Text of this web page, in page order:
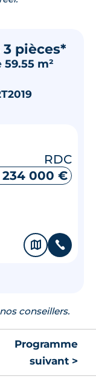
pièces*
59.55 m²
RDC
234 000 €
🗞 📞
conseillers.
Programme
suivant >